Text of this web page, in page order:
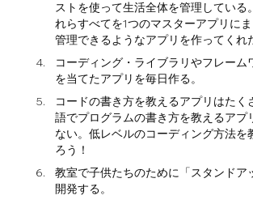
ストを使って生活全体を管理している
れらすべてを1つのマスターアプリに
管理できるようなアプリを作ってくれ
コーディング・ライブラリやフレーム
を当てたアプリを毎日作る。
コードの書き方を教えるアプリはたく
語でプログラムの書き方を教えるアプ
ない。低レベルのコーディング方法を
ろう！
教室で子供たちのために「スタンドア
開発する。